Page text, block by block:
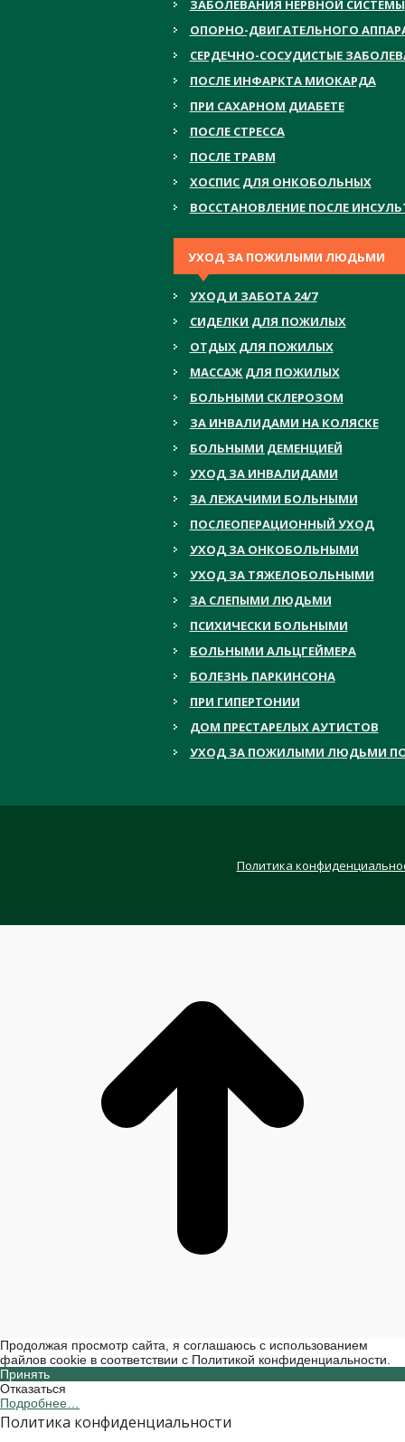
ЗАБОЛЕВАНИЯ НЕРВНОЙ СИСТЕМЫ
ОПОРНО-ДВИГАТЕЛЬНОГО
СЕРДЕЧНО-СОСУДИСТЫЕ
ПОСЛЕ ИНФАРКТА МИОКАРДА
ПРИ САХАРНОМ ДИАБЕТЕ
ПОСЛЕ СТРЕССА
ПОСЛЕ ТРАВМ
ХОСПИС ДЛЯ ОНКОБОЛЬНЫХ
ВОССТАНОВЛЕНИЕ ПОСЛЕ
УХОД ЗА ПОЖИЛЫМИ ЛЮДЬМИ
УХОД И ЗАБОТА 24/7
СИДЕЛКИ ДЛЯ ПОЖИЛЫХ
ОТДЫХ ДЛЯ ПОЖИЛЫХ
МАССАЖ ДЛЯ ПОЖИЛЫХ
БОЛЬНЫМИ СКЛЕРОЗОМ
ЗА ИНВАЛИДАМИ НА КОЛЯСКЕ
БОЛЬНЫМИ ДЕМЕНЦИЕЙ
УХОД ЗА ИНВАЛИДАМИ
ЗА ЛЕЖАЧИМИ БОЛЬНЫМИ
ПОСЛЕОПЕРАЦИОННЫЙ УХОД
УХОД ЗА ОНКОБОЛЬНЫМИ
УХОД ЗА ТЯЖЕЛОБОЛЬНЫМИ
ЗА СЛЕПЫМИ ЛЮДЬМИ
ПСИХИЧЕСКИ БОЛЬНЫМИ
БОЛЬНЫМИ АЛЬЦГЕЙМЕРА
БОЛЕЗНЬ ПАРКИНСОНА
ПРИ ГИПЕРТОНИИ
ДОМ ПРЕСТАРЕЛЫХ АУТИСТОВ
УХОД ЗА ПОЖИЛЫМИ ЛЮДЬМИ
Политика
Продолжая просмотр сайта, я соглашаюсь с использованием
файлов cookie в соответствии с Политикой конфиденциальности.
Принять
Отказаться
Подробнее…
Политика конфиденциальности